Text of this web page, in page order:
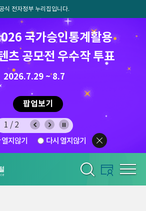
식 전자정부 누리집입니다.
국가승인통계활용
츠 공모전 우수작 투표
2026.7.29 ~ 8.7
팝업보기
금) ~ 8.21.(금)
1/2
열지않기 다시 열지않기